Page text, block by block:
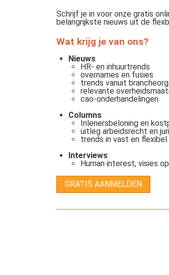
Schrijf je in voor onze gratis
belangrijkste nieuws uit de
Wat krijg je van ons?
Nieuws
HR- en inhuurtrends
overnames en fusies
trends vanuit
relevante
cao-onderhandelingen
Columns
Inlenersbeloning en
uitleg arbeidsrecht en
trends in vast en flexibel
Interviews
Human interest, visies
GRATIS AANMELDEN